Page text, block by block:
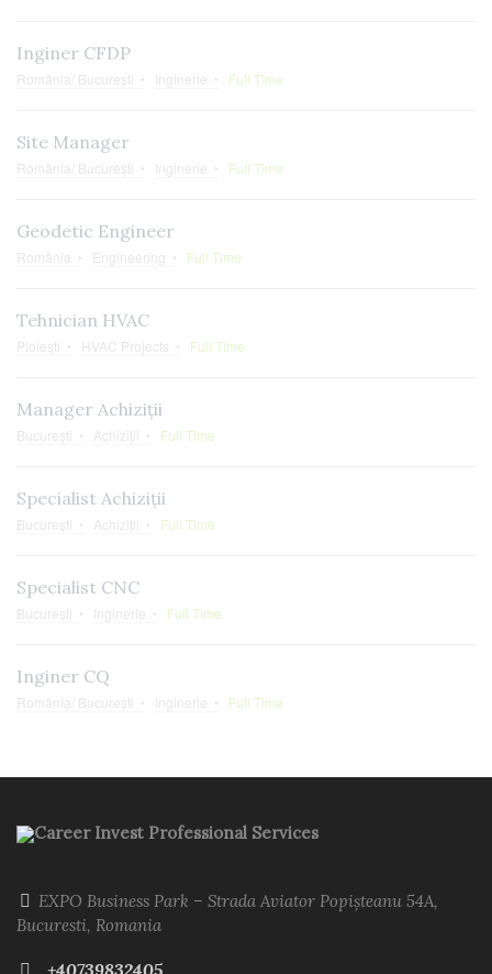
Inginer CFDP
România/ București Inginerie Full Time
Site Manager
România/ București Inginerie Full Time
Geodetic Engineer
România Engineering Full Time
Tehnician HVAC
Ploiești HVAC Projects Full Time
Manager Achiziții
București Achiziții Full Time
Specialist Achiziții
București Achiziții Full Time
Specialist CNC
București Inginerie Full Time
Inginer CQ
România/ București Inginerie Full Time
Career Invest Professional Services
EXPO Business Park – Strada Aviator Popișteanu 54A,
Bucuresti, Romania
+40739832405